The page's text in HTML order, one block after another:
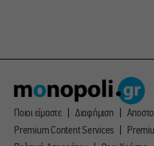
Ποιοι είμαστε Διαφήμιση
Premium Content Services